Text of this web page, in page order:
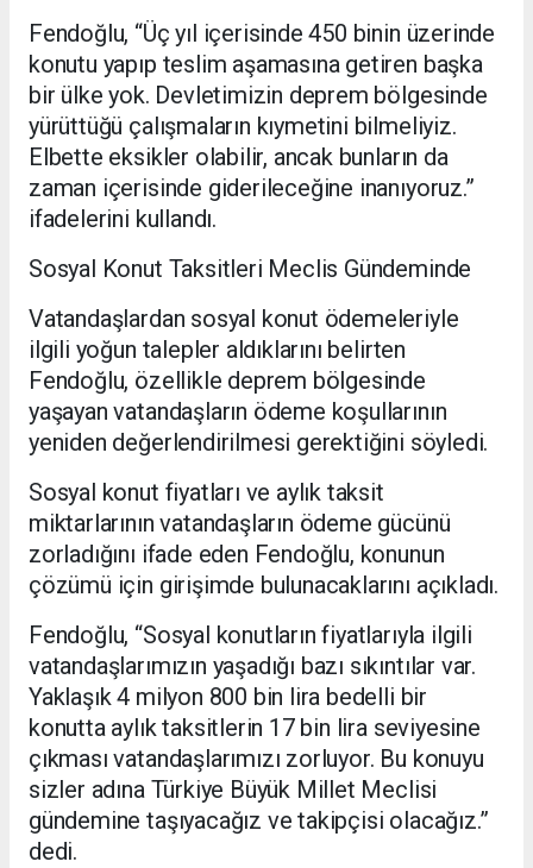
Fendoğlu, “Üç yıl içerisinde 450 binin üzerinde
konutu yapıp teslim aşamasına getiren başka
bir ülke yok. Devletimizin deprem bölgesinde
yürüttüğü çalışmaların kıymetini bilmeliyiz.
Elbette eksikler olabilir, ancak bunların da
zaman içerisinde giderileceğine inanıyoruz.”
ifadelerini kullandı.
Sosyal Konut Taksitleri Meclis Gündeminde
Vatandaşlardan sosyal konut ödemeleriyle
ilgili yoğun talepler aldıklarını belirten
Fendoğlu, özellikle deprem bölgesinde
yaşayan vatandaşların ödeme koşullarının
yeniden değerlendirilmesi gerektiğini söyledi.
Sosyal konut fiyatları ve aylık taksit
miktarlarının vatandaşların ödeme gücünü
zorladığını ifade eden Fendoğlu, konunun
çözümü için girişimde bulunacaklarını açıkladı.
Fendoğlu, “Sosyal konutların fiyatlarıyla ilgili
vatandaşlarımızın yaşadığı bazı sıkıntılar var.
Yaklaşık 4 milyon 800 bin lira bedelli bir
konutta aylık taksitlerin 17 bin lira seviyesine
çıkması vatandaşlarımızı zorluyor. Bu konuyu
sizler adına Türkiye Büyük Millet Meclisi
gündemine taşıyacağız ve takipçisi olacağız.”
dedi.